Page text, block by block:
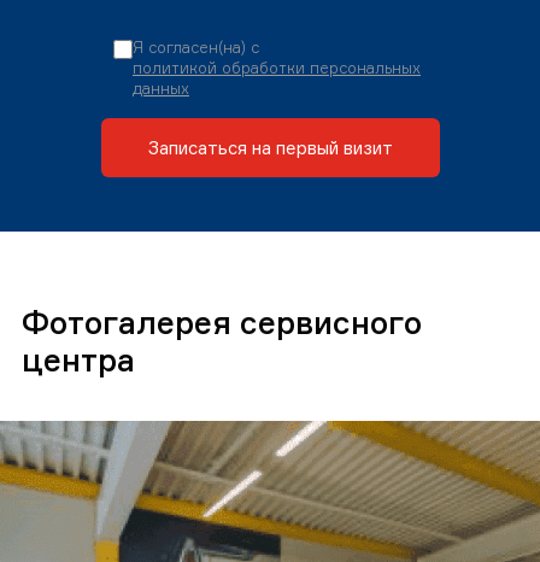
Я согласен(на) с
политикой обработки персональных
данных
Записаться на первый визит
Фотогалерея сервисного
центра